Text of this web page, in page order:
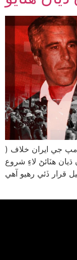
) آمريڪي عوام جو وڏو حصو صدر ڊونلڊ ٽرمپ جي ايران خلاف
هٽائڻ لاءِ شروع